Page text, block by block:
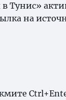
Тунис»
на